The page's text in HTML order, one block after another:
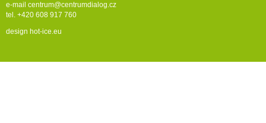
e-mail centrum@centrumdialog.cz
tel. +420 608 917 760
design hot-ice.eu